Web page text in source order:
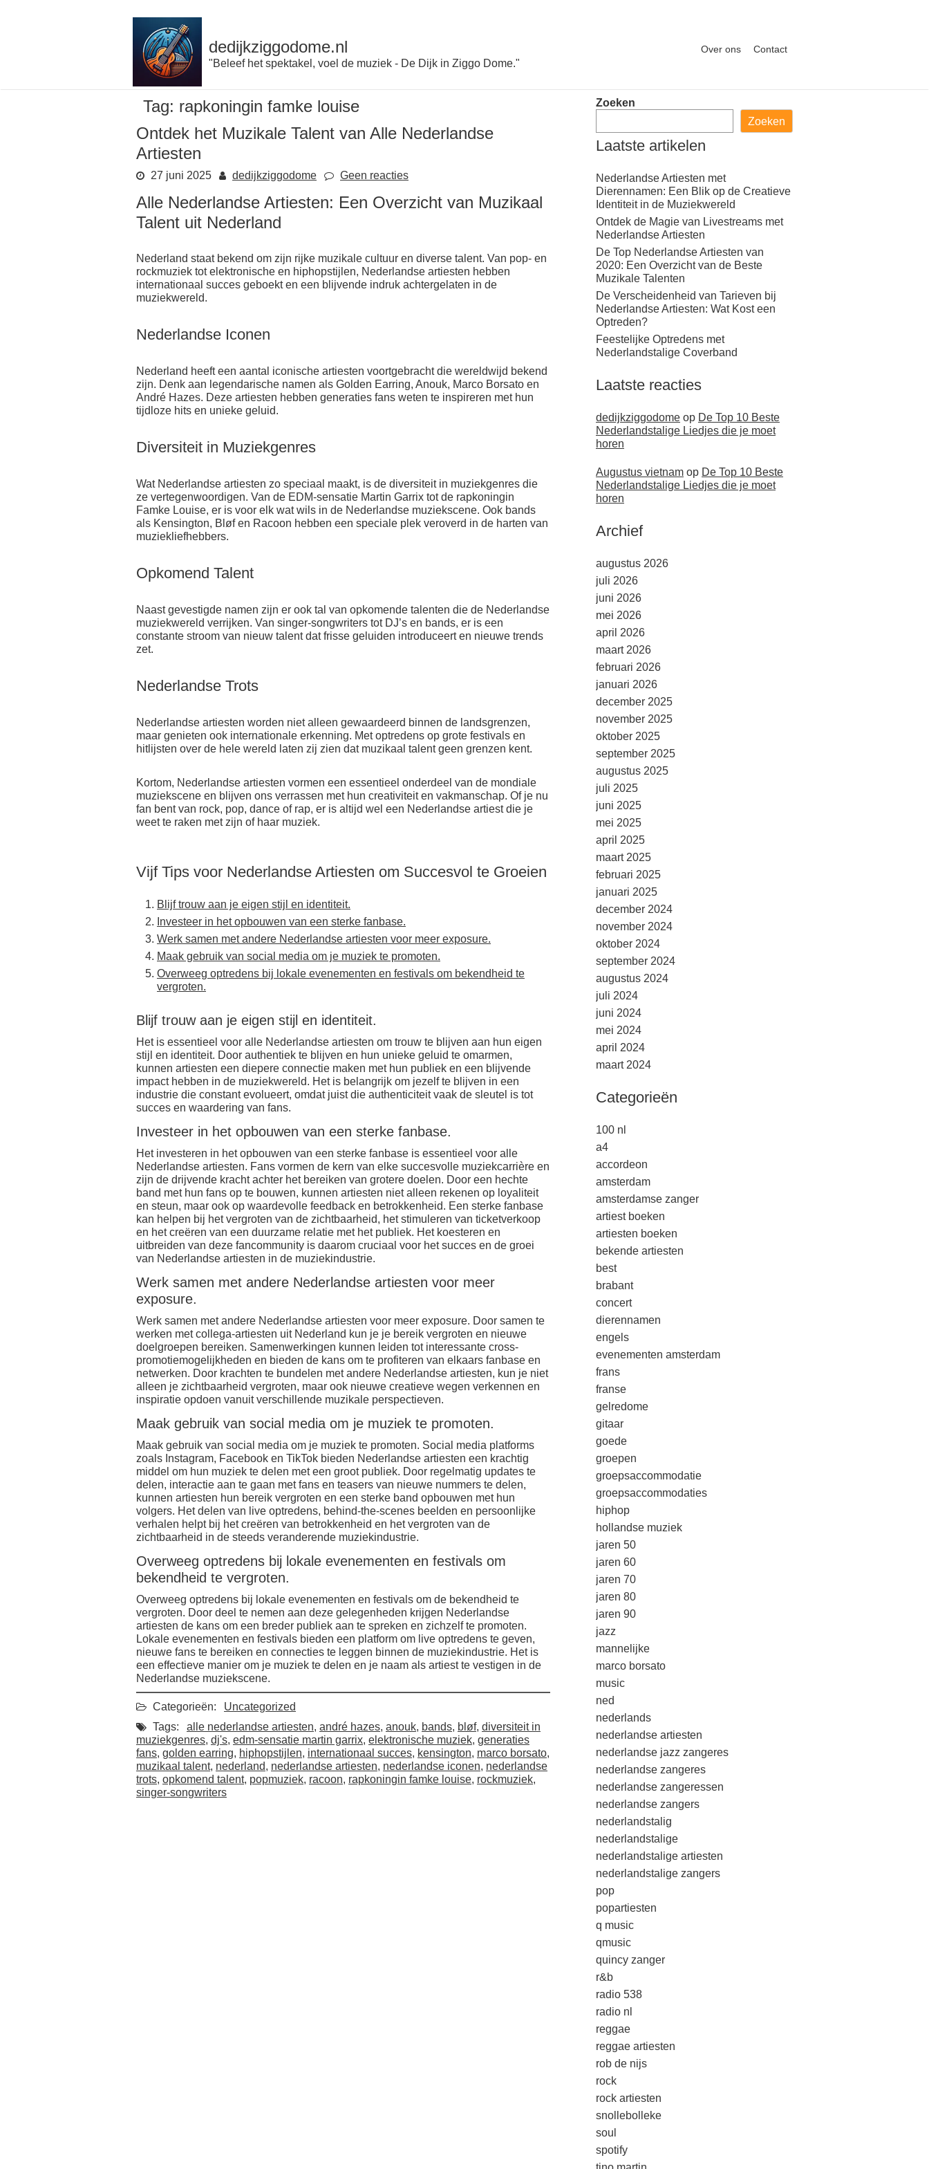
dedijkziggodome.nl
"Beleef het spektakel, voel de muziek - De Dijk in Ziggo Dome."
Over ons Contact
Tag: rapkoningin famke louise
Ontdek het Muzikale Talent van Alle Nederlandse
Artiesten
27 juni 2025 dedijkziggodome Geen reacties
Alle Nederlandse Artiesten: Een Overzicht van Muzikaal
Talent uit Nederland
Nederland staat bekend om zijn rijke muzikale cultuur en diverse talent. Van pop- en
rockmuziek tot elektronische en hiphopstijlen, Nederlandse artiesten hebben
internationaal succes geboekt en een blijvende indruk achtergelaten in de
muziekwereld.
Nederlandse Iconen
Nederland heeft een aantal iconische artiesten voortgebracht die wereldwijd bekend
zijn. Denk aan legendarische namen als Golden Earring, Anouk, Marco Borsato en
André Hazes. Deze artiesten hebben generaties fans weten te inspireren met hun
tijdloze hits en unieke geluid.
Diversiteit in Muziekgenres
Wat Nederlandse artiesten zo speciaal maakt, is de diversiteit in muziekgenres die
ze vertegenwoordigen. Van de EDM-sensatie Martin Garrix tot de rapkoningin
Famke Louise, er is voor elk wat wils in de Nederlandse muziekscene. Ook bands
als Kensington, Bløf en Racoon hebben een speciale plek veroverd in de harten van
muziekliefhebbers.
Opkomend Talent
Naast gevestigde namen zijn er ook tal van opkomende talenten die de Nederlandse
muziekwereld verrijken. Van singer-songwriters tot DJ’s en bands, er is een
constante stroom van nieuw talent dat frisse geluiden introduceert en nieuwe trends
zet.
Nederlandse Trots
Nederlandse artiesten worden niet alleen gewaardeerd binnen de landsgrenzen,
maar genieten ook internationale erkenning. Met optredens op grote festivals en
hitlijsten over de hele wereld laten zij zien dat muzikaal talent geen grenzen kent.
Kortom, Nederlandse artiesten vormen een essentieel onderdeel van de mondiale
muziekscene en blijven ons verrassen met hun creativiteit en vakmanschap. Of je nu
fan bent van rock, pop, dance of rap, er is altijd wel een Nederlandse artiest die je
weet te raken met zijn of haar muziek.
Vijf Tips voor Nederlandse Artiesten om Succesvol te Groeien
Blijf trouw aan je eigen stijl en identiteit.
Investeer in het opbouwen van een sterke fanbase.
Werk samen met andere Nederlandse artiesten voor meer exposure.
Maak gebruik van social media om je muziek te promoten.
Overweeg optredens bij lokale evenementen en festivals om bekendheid te
vergroten.
Blijf trouw aan je eigen stijl en identiteit.
Het is essentieel voor alle Nederlandse artiesten om trouw te blijven aan hun eigen
stijl en identiteit. Door authentiek te blijven en hun unieke geluid te omarmen,
kunnen artiesten een diepere connectie maken met hun publiek en een blijvende
impact hebben in de muziekwereld. Het is belangrijk om jezelf te blijven in een
industrie die constant evolueert, omdat juist die authenticiteit vaak de sleutel is tot
succes en waardering van fans.
Investeer in het opbouwen van een sterke fanbase.
Het investeren in het opbouwen van een sterke fanbase is essentieel voor alle
Nederlandse artiesten. Fans vormen de kern van elke succesvolle muziekcarrière en
zijn de drijvende kracht achter het bereiken van grotere doelen. Door een hechte
band met hun fans op te bouwen, kunnen artiesten niet alleen rekenen op loyaliteit
en steun, maar ook op waardevolle feedback en betrokkenheid. Een sterke fanbase
kan helpen bij het vergroten van de zichtbaarheid, het stimuleren van ticketverkoop
en het creëren van een duurzame relatie met het publiek. Het koesteren en
uitbreiden van deze fancommunity is daarom cruciaal voor het succes en de groei
van Nederlandse artiesten in de muziekindustrie.
Werk samen met andere Nederlandse artiesten voor meer
exposure.
Werk samen met andere Nederlandse artiesten voor meer exposure. Door samen te
werken met collega-artiesten uit Nederland kun je je bereik vergroten en nieuwe
doelgroepen bereiken. Samenwerkingen kunnen leiden tot interessante cross-
promotiemogelijkheden en bieden de kans om te profiteren van elkaars fanbase en
netwerken. Door krachten te bundelen met andere Nederlandse artiesten, kun je niet
alleen je zichtbaarheid vergroten, maar ook nieuwe creatieve wegen verkennen en
inspiratie opdoen vanuit verschillende muzikale perspectieven.
Maak gebruik van social media om je muziek te promoten.
Maak gebruik van social media om je muziek te promoten. Social media platforms
zoals Instagram, Facebook en TikTok bieden Nederlandse artiesten een krachtig
middel om hun muziek te delen met een groot publiek. Door regelmatig updates te
delen, interactie aan te gaan met fans en teasers van nieuwe nummers te delen,
kunnen artiesten hun bereik vergroten en een sterke band opbouwen met hun
volgers. Het delen van live optredens, behind-the-scenes beelden en persoonlijke
verhalen helpt bij het creëren van betrokkenheid en het vergroten van de
zichtbaarheid in de steeds veranderende muziekindustrie.
Overweeg optredens bij lokale evenementen en festivals om
bekendheid te vergroten.
Overweeg optredens bij lokale evenementen en festivals om de bekendheid te
vergroten. Door deel te nemen aan deze gelegenheden krijgen Nederlandse
artiesten de kans om een breder publiek aan te spreken en zichzelf te promoten.
Lokale evenementen en festivals bieden een platform om live optredens te geven,
nieuwe fans te bereiken en connecties te leggen binnen de muziekindustrie. Het is
een effectieve manier om je muziek te delen en je naam als artiest te vestigen in de
Nederlandse muziekscene.
Categorieën:
Uncategorized
Tags:
alle nederlandse artiesten, andré hazes, anouk, bands, bløf, diversiteit in
muziekgenres, dj's, edm-sensatie martin garrix, elektronische muziek, generaties
fans, golden earring, hiphopstijlen, internationaal succes, kensington, marco borsato,
muzikaal talent, nederland, nederlandse artiesten, nederlandse iconen, nederlandse
trots, opkomend talent, popmuziek, racoon, rapkoningin famke louise, rockmuziek,
singer-songwriters
Zoeken
Zoeken
Laatste artikelen
Nederlandse Artiesten met
Dierennamen: Een Blik op de Creatieve
Identiteit in de Muziekwereld
Ontdek de Magie van Livestreams met
Nederlandse Artiesten
De Top Nederlandse Artiesten van
2020: Een Overzicht van de Beste
Muzikale Talenten
De Verscheidenheid van Tarieven bij
Nederlandse Artiesten: Wat Kost een
Optreden?
Feestelijke Optredens met
Nederlandstalige Coverband
Laatste reacties
dedijkziggodome op De Top 10 Beste
Nederlandstalige Liedjes die je moet
horen
Augustus vietnam op De Top 10 Beste
Nederlandstalige Liedjes die je moet
horen
Archief
augustus 2026
juli 2026
juni 2026
mei 2026
april 2026
maart 2026
februari 2026
januari 2026
december 2025
november 2025
oktober 2025
september 2025
augustus 2025
juli 2025
juni 2025
mei 2025
april 2025
maart 2025
februari 2025
januari 2025
december 2024
november 2024
oktober 2024
september 2024
augustus 2024
juli 2024
juni 2024
mei 2024
april 2024
maart 2024
Categorieën
100 nl
a4
accordeon
amsterdam
amsterdamse zanger
artiest boeken
artiesten boeken
bekende artiesten
best
brabant
concert
dierennamen
engels
evenementen amsterdam
frans
franse
gelredome
gitaar
goede
groepen
groepsaccommodatie
groepsaccommodaties
hiphop
hollandse muziek
jaren 50
jaren 60
jaren 70
jaren 80
jaren 90
jazz
mannelijke
marco borsato
music
ned
nederlands
nederlandse artiesten
nederlandse jazz zangeres
nederlandse zangeres
nederlandse zangeressen
nederlandse zangers
nederlandstalig
nederlandstalige
nederlandstalige artiesten
nederlandstalige zangers
pop
popartiesten
q music
qmusic
quincy zanger
r&b
radio 538
radio nl
reggae
reggae artiesten
rob de nijs
rock
rock artiesten
snollebolleke
soul
spotify